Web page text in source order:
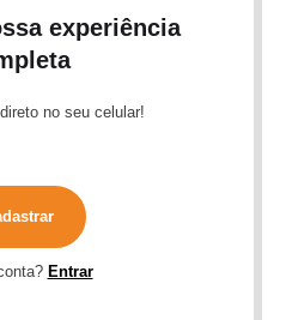
experiência
no seu celular!
Entrar